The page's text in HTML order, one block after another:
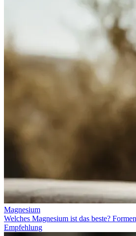
Magnesium
Welches Magnesium ist das beste?
Empfehlung